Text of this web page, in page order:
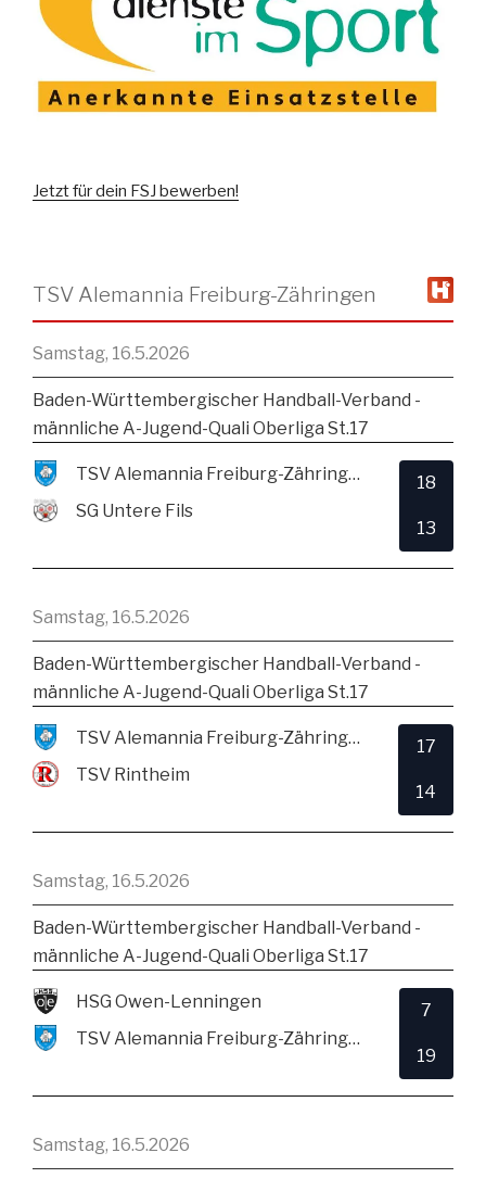
Jetzt für dein FSJ bewerben!
TSV Alemannia Freiburg-Zähringen
Samstag, 16.5.2026
Baden-Württembergischer Handball-Verband -
männliche A-Jugend-Quali Oberliga St.17
TSV Alemannia Freiburg-Zähringen
SG Untere Fils
18
13
Samstag, 16.5.2026
Baden-Württembergischer Handball-Verband -
männliche A-Jugend-Quali Oberliga St.17
TSV Alemannia Freiburg-Zähringen
TSV Rintheim
17
14
Samstag, 16.5.2026
Baden-Württembergischer Handball-Verband -
männliche A-Jugend-Quali Oberliga St.17
HSG Owen-Lenningen
TSV Alemannia Freiburg-Zähringen
7
19
Samstag, 16.5.2026